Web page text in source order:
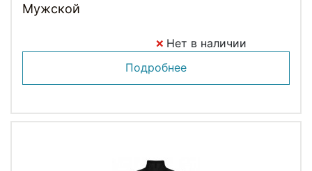
Мужской
Нет в наличии
Подробнее